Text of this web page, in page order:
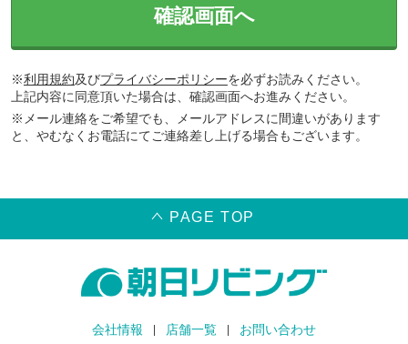
確認画面へ
※利用規約及びプライバシーポリシーを必ずお読みください。
上記内容に同意頂いた場合は、確認画面へお進みください。
※メール連絡をご希望でも、メールアドレスに間違いがあります
と、やむなくお電話にてご連絡差し上げる場合もございます。
PAGE TOP
会社情報 店舗一覧
お問い合わせ